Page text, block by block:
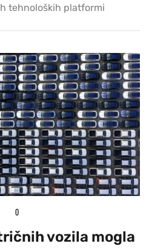
tehnoloških platformi
0
vozila mogla